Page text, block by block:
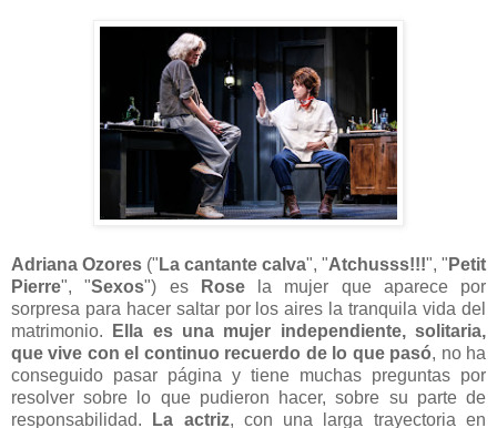
Adriana Ozores (" La cantante calva", "Atchusss!!!", " Petit
Pierre", "Sexos") es Rosela mujer que aparece por
sorpresa para hacer saltar por los aires la tranquila vida del
matrimonio.
Ella es una mujer independiente, solitaria,
que vive con el continuo recuerdo de lo que pasó, no ha
conseguido pasar página y tiene muchas preguntas por
resolver sobre lo que pudieron hacer, sobre su parte de
responsabilidad.
La actriz, con una larga trayectoria en